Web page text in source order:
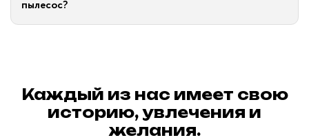
пылесос?
Каждый из нас имеет свою
историю, увлечения и
желания.